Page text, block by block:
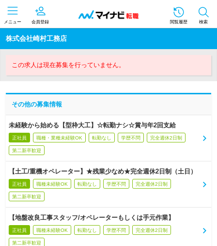
メニュー 会員登録 閲覧履歴 検索
株式会社崎村工務店
この求人は現在募集を行っていません。
その他の募集情報
未経験から始める【型枠大工】☆転勤ナシ☆賞与年2回支給
正社員 職種・業種未経験OK 転勤なし 学歴不問 完全週休2日制
第二新卒歓迎
【土工/重機オペレーター】★残業少なめ★完全週休2日制（土日）
正社員 職種未経験OK 転勤なし 学歴不問 完全週休2日制
第二新卒歓迎
【地盤改良工事スタッフ/オペレーターもしくは手元作業】
正社員 職種未経験OK 転勤なし 学歴不問 完全週休2日制
第二新卒歓迎